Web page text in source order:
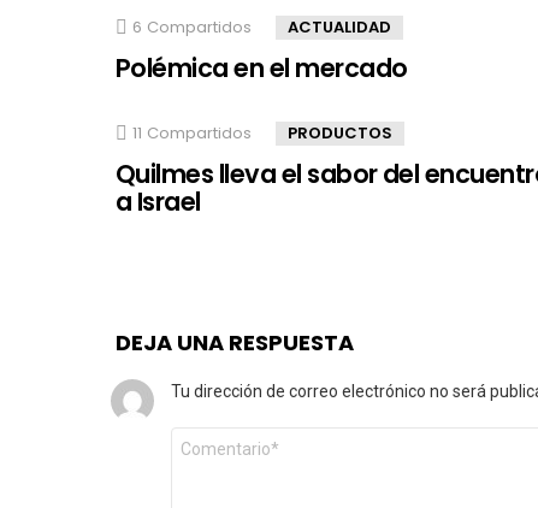
6 Compartidos ACTUALIDAD
Polémica en el mercado
11 Compartidos PRODUCTOS
Quilmes lleva el sabor del
a Israel
DEJA UNA RESPUESTA
Tu dirección de correo electrónico no será
Comentario